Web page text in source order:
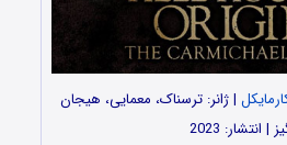
| ژانر: ترسناک، معمایی، هیجان
| انتشار: 2023